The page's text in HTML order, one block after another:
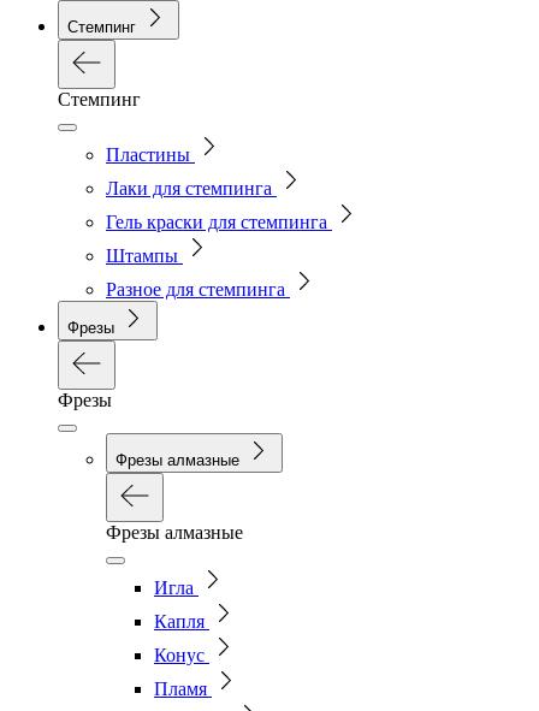
Стемпинг
Стемпинг
Пластины
Лаки для стемпинга
Гель краски для стемпинга
Штампы
Разное для стемпинга
Фрезы
Фрезы
Фрезы алмазные
Фрезы алмазные
Игла
Капля
Конус
Пламя